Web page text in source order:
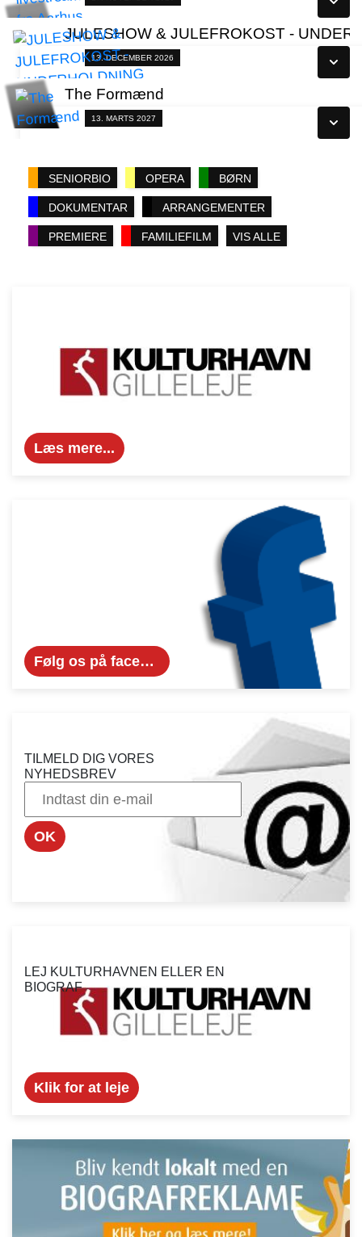
Se alle dage
JULESHOW & JULEFROKOST -
13. DECEMBER 2026Fra 13.12.2026
Se alle dage
The Formænd
13. MARTS 2027
Se alle dage
Læs mere
SENIORBIO OPERA BØRN
DOKUMENTAR ARRANGEMENTER
PREMIERE FAMILIEFILM VIS ALLE
Læs mere...
Følg os på facebook...
TILMELD DIG VORES
NYHEDSBREV
OK
LEJ KULTURHAVNEN ELLER EN
BIOGRAF
Klik for at leje